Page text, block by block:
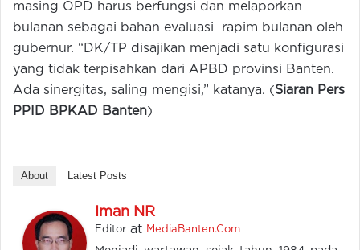
masing OPD harus berfungsi dan melaporkan
bulanan sebagai bahan evaluasi rapim bulanan oleh
gubernur. “DK/TP disajikan menjadi satu konfigurasi
yang tidak terpisahkan dari APBD provinsi Banten.
Ada sinergitas, saling mengisi,” katanya. (Siaran Pers
PPID BPKAD Banten)
About Latest Posts
Iman NR
Editor at MediaBanten.Com